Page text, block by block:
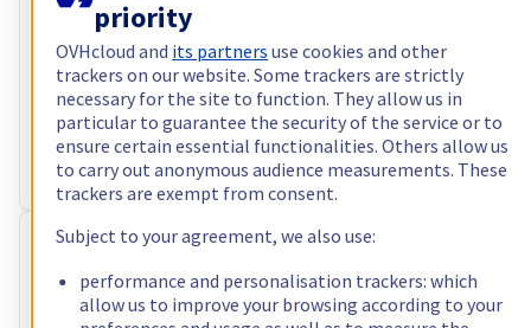
excl. btw/maand d.w.z. € 108,89 incl. btw/maand
Configureren
Processor AMD Ryzen 7 5800X
c /16t –3,8GHz
RAM64 GB – 128 GB
Opslag 2 x 960 GB
Publieke bandbreedte3 Gbps
RISE-3 Gratis installatie
€ 91,99
priority
OVHcloud and its partners use cookies and other
trackers on our website. Some trackers are strictly
necessary for the site to function. They allow us in
particular to guarantee the security of the service or to
ensure certain essential functionalities. Others allow us
to carry out anonymous audience measurements. These
trackers are exempt from consent.
Subject to your agreement, we also use:
performance and personalisation trackers: which
allow us to improve your browsing according to your